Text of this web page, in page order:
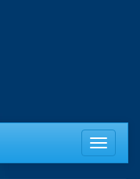
Afficher/
la